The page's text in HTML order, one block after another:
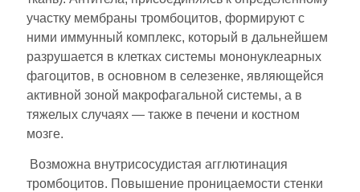
участку мембраны тромбоцитов, формируют с
ними иммунный комплекс, который в дальнейшем
разрушается в клетках системы мононуклеарных
фагоцитов, в основном в селезенке, являющейся
активной зоной макрофагальной системы, а в
тяжелых случаях — также в печени и костном
мозге.
Возможна внутрисосудистая агглютинация
тромбоцитов. Повышение проницаемости стенки